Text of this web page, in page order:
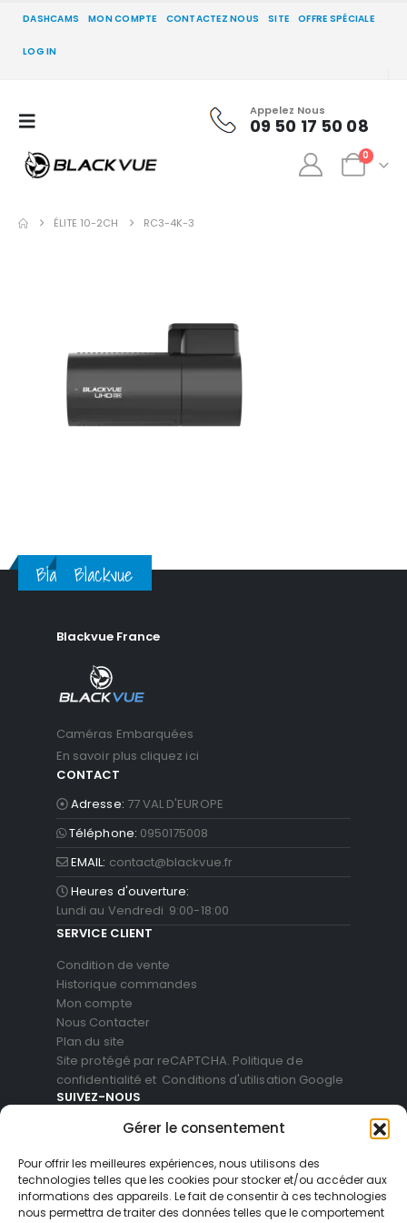
Gérer le consentement
Pour offrir les meilleures expériences, nous utilisons des
technologies telles que les cookies pour stocker et/ou accéder aux
informations des appareils. Le fait de consentir à ces technologies
nous permettra de traiter des données telles que le comportement
DASHCAMS MON COMPTE CONTACTEZ NOUS SITE OFFRE SPÉCIALE
LOG IN
Appelez Nous
09 50 17 50 08
0
ÉLITE 10-2CH RC3-4K-3
BlackvueBlackvue
Blackvue France
Caméras Embarquées
En savoir plus cliquez ici
CONTACT
Adresse: 77 VAL D'EUROPE
Téléphone: 0950175008
EMAIL: contact@blackvue.fr
Heures d'ouverture:
Lundi au Vendredi 9:00-18:00
SERVICE CLIENT
Condition de vente
Historique commandes
Mon compte
Nous Contacter
Plan du site
Site protégé par reCAPTCHA. Politique de
confidentialité et Conditions d'utilisation Google
SUIVEZ-NOUS